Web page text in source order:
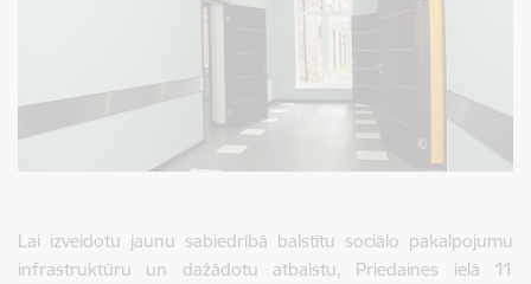
Lai izveidotu jaunu sabiedrībā balstītu sociālo pakalpojumu
infrastruktūru un dažādotu atbalstu, Priedaines ielā 11